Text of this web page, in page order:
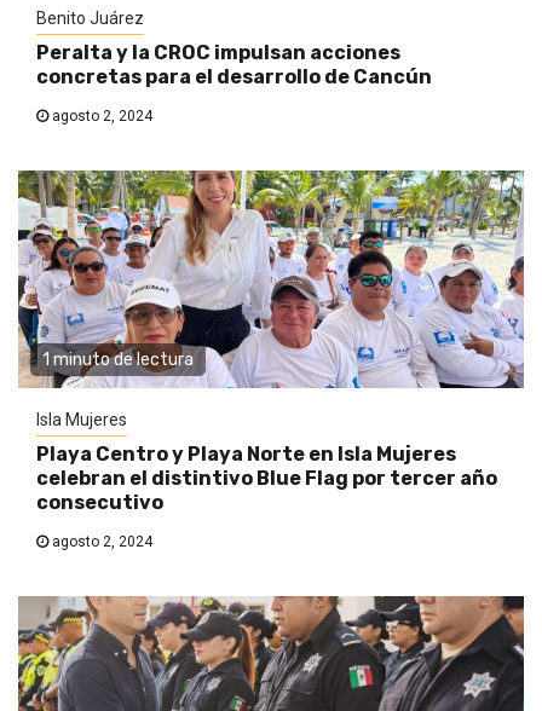
Benito Juárez
Peralta y la CROC impulsan acciones
concretas para el desarrollo de Cancún
agosto 2, 2024
1 minuto de lectura
Isla Mujeres
Playa Centro y Playa Norte en Isla Mujeres
celebran el distintivo Blue Flag por tercer año
consecutivo
agosto 2, 2024